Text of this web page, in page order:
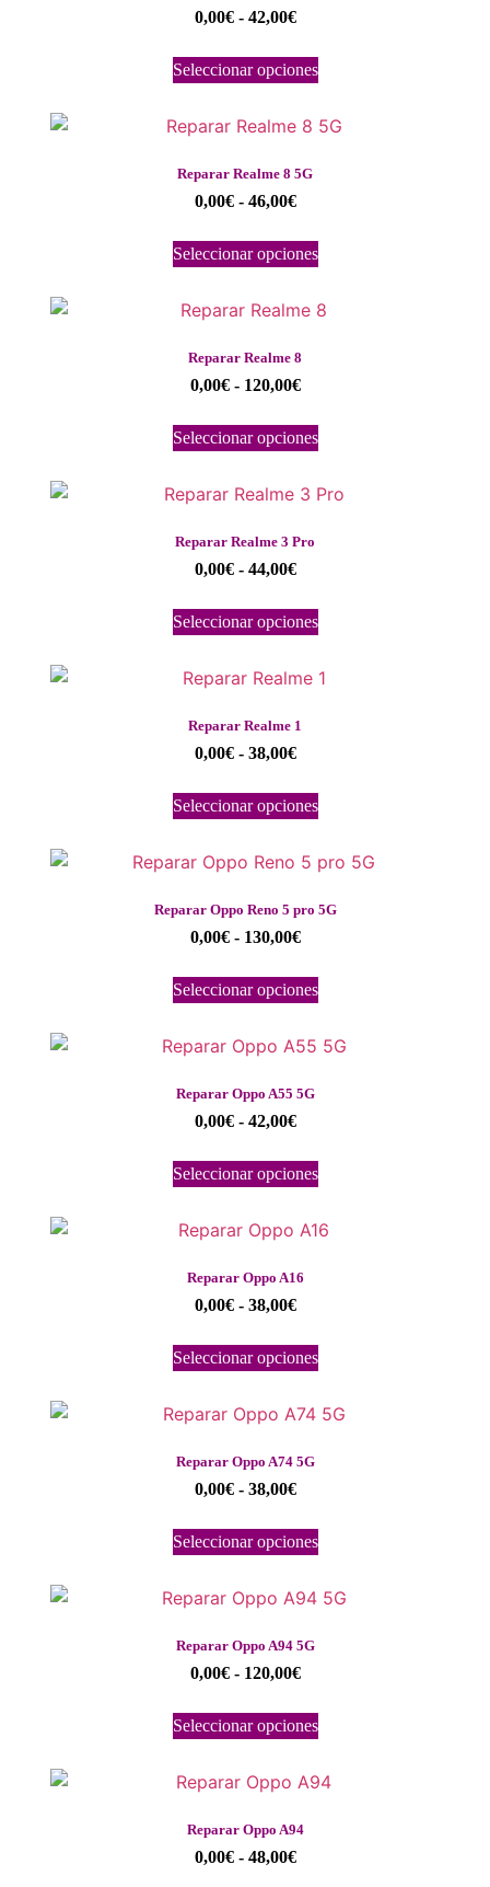
0,00€ - 42,00€
Seleccionar opciones
Reparar Realme 8 5G
0,00€ - 46,00€
Seleccionar opciones
Reparar Realme 8
0,00€ - 120,00€
Seleccionar opciones
Reparar Realme 3 Pro
0,00€ - 44,00€
Seleccionar opciones
Reparar Realme 1
0,00€ - 38,00€
Seleccionar opciones
Reparar Oppo Reno 5 pro 5G
0,00€ - 130,00€
Seleccionar opciones
Reparar Oppo A55 5G
0,00€ - 42,00€
Seleccionar opciones
Reparar Oppo A16
0,00€ - 38,00€
Seleccionar opciones
Reparar Oppo A74 5G
0,00€ - 38,00€
Seleccionar opciones
Reparar Oppo A94 5G
0,00€ - 120,00€
Seleccionar opciones
Reparar Oppo A94
0,00€ - 48,00€